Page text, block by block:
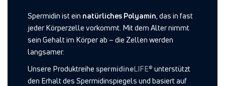
Spermidin ist ein natürliches Polyamin , das in fast
jeder Körperzelle vorkommt. Mit dem Alter nimmt
sein Gehalt im Körper ab – die Zellen werden
langsamer.
Unsere Produktreihe spermidineLIFE® unterstützt
den Erhalt des Spermidinspiegels und basiert auf